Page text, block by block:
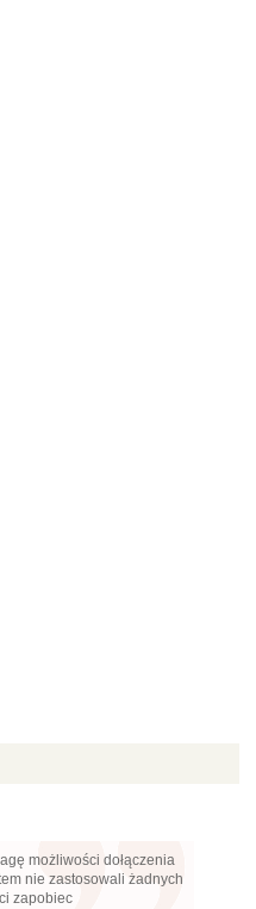
możliwości dołączenia
nie zastosowali żadnych
zapobiec